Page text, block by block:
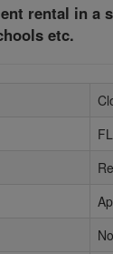
rental in a
etc.